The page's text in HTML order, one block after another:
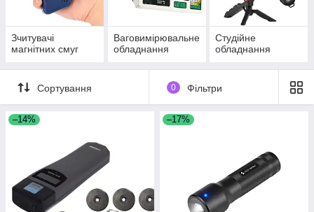
Зчитувачі
магнітних смуг
Ваговимірювальне
обладнання
Студійне
обладнання
Сортування 0 Фільтри
–14% –17%